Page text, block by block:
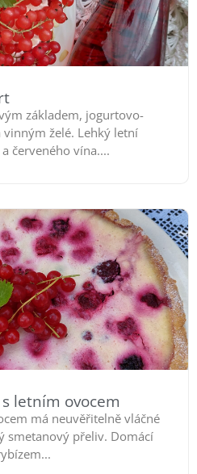
základem, jogurtovo-
želé. Lehký letní
červeného vína....
letním ovocem
má neuvěřitelně vláčné
smetanový přeliv. Domácí